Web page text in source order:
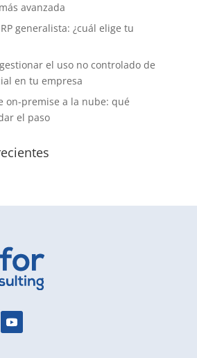
avanzada
generalista: ¿cuál elige tu
el uso no controlado de
en tu empresa
on-premise a la nube: qué
el paso